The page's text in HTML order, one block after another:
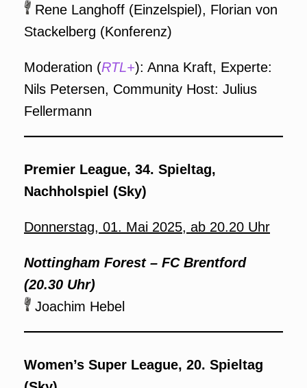
Rene Langhoff (Einzelspiel), Florian von
Stackelberg (Konferenz)
Moderation (RTL+): Anna Kraft, Experte:
Nils Petersen, Community Host: Julius
Fellermann
Premier League, 34. Spieltag,
Nachholspiel (Sky)
Donnerstag, 01. Mai 2025, ab 20.20 Uhr
Nottingham Forest – FC Brentford
(20.30 Uhr)
Joachim Hebel
Women’s Super League, 20. Spieltag